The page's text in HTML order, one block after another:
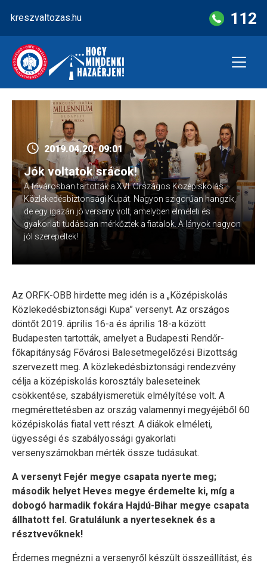
content
kreszvaltozas.hu 112
2019.04.20, 09:01
Jók voltatok srácok!
A fővárosban tartották a XVI. Országos Középiskolás
Közlekedésbiztonsági Kupát. Nagyon szigorúan hangzik,
de egy igazán jó verseny volt, amelyben elméleti és
gyakorlati tudásban mérkőztek a fiatalok. A lányok nagyon
jól szerepeltek!
Az ORFK-OBB hirdette meg idén is a „Középiskolás
Közlekedésbiztonsági Kupa” versenyt. Az országos
döntőt 2019. április 16-a és április 18-a között
Budapesten tartották, amelyet a Budapesti Rendőr-
főkapitányság Fővárosi Balesetmegelőzési Bizottság
szervezett meg. A közlekedésbiztonsági rendezvény
célja a középiskolás korosztály baleseteinek
csökkentése, szabályismeretük elmélyítése volt. A
megmérettetésben az ország valamennyi megyéjéből 60
középiskolás fiatal vett részt. A diákok elméleti,
ügyességi és szabályossági gyakorlati
versenyszámokban mérték össze tudásukat.
A versenyt Fejér megye csapata nyerte meg;
második helyet Heves megye érdemelte ki, míg a
dobogó harmadik fokára Hajdú-Bihar megye csapata
állhatott fel. Gratulálunk a nyerteseknek és a
résztvevőknek!
Érdemes megnézni a versenyről készült összeállítást, és